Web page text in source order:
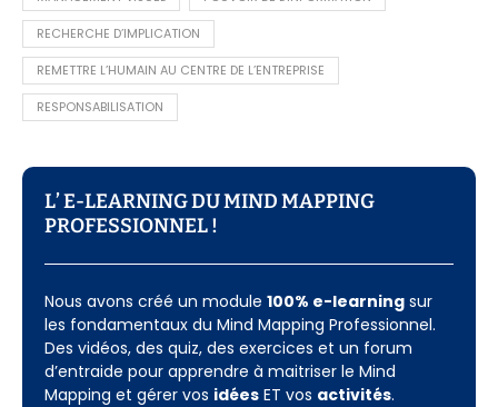
RECHERCHE D’IMPLICATION
REMETTRE L’HUMAIN AU CENTRE DE L’ENTREPRISE
RESPONSABILISATION
L’ E-LEARNING DU MIND MAPPING
PROFESSIONNEL !​
Nous avons créé un module 100% e-learning sur
les fondamentaux du Mind Mapping Professionnel.
Des vidéos, des quiz, des exercices et un forum
d’entraide pour apprendre à maitriser le Mind
Mapping et gérer vos idées ET vos activités.